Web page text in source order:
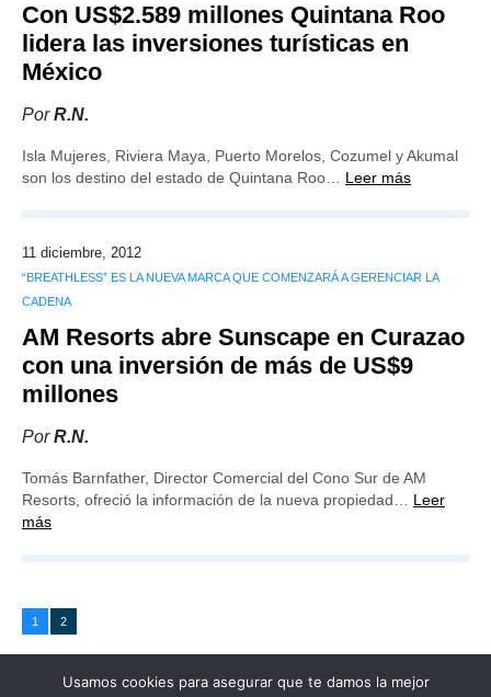
Con US$2.589 millones Quintana Roo
lidera las inversiones turísticas en
México
PorR.N.
Isla Mujeres, Riviera Maya, Puerto Morelos, Cozumel y Akumal
son los destino del estado de Quintana Roo… Leer más
11 diciembre, 2012
“BREATHLESS” ES LA NUEVA MARCA QUE COMENZARÁ A GERENCIAR LA
CADENA
AM Resorts abre Sunscape en Curazao
con una inversión de más de US$9
millones
PorR.N.
Tomás Barnfather, Director Comercial del Cono Sur de AM
Resorts, ofreció la información de la nueva propiedad… Leer
más
1 2
Usamos cookies para asegurar que te damos la mejor